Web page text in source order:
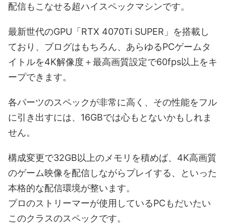
配信もこなせる超ハイスペックマシンです。
最新世代のGPU「RTX 4070Ti SUPER」を搭載し
ており、ブログはもちろん、あらゆるPCゲームタ
イトルを4K解像度＋最高画質設定で60fps以上をキ
ープできます。
各パーツのスペックが非常に高く、その性能をフル
に引き出すには、16GBでは心もとないかもしれま
せん。
構成変更で32GB以上のメモリを積めば、4K高画質
のゲーム映像を配信しながらプレイする、といった
本格的な配信環境が整います。
プロのストリーマーが使用しているPCもだいたい
このクラスのスペックです。